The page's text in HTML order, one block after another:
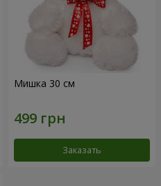
Мишка 30 см
Заказать